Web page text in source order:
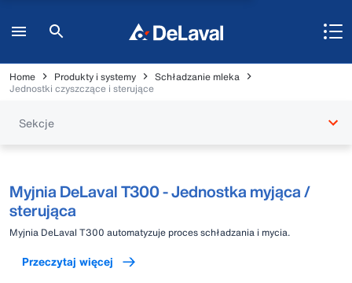
Home Produkty i systemy
Schładzanie mleka
Jednostki czyszczące i sterujące
Sekcje
Myjnia DeLaval T300 - Jednostka myjąca /
sterująca
Myjnia DeLaval T300 automatyzuje proces schładzania i mycia.
Przeczytaj więcej